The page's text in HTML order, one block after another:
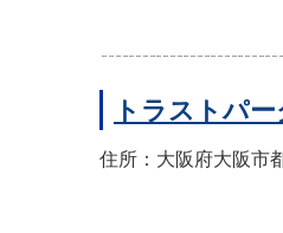
トラストパ
住所：大阪府大阪市